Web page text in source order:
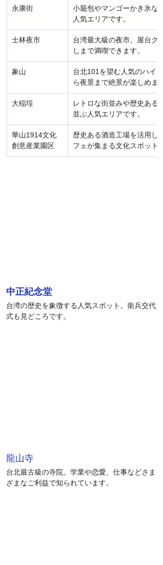
永康街
小籠包やマンゴーかき氷な
人気エリアです。
士林夜市
台湾最大級の夜市。屋台グ
しまで満喫できます。
象山
台北101を望む人気のハイ
ら夜景まで絶景が楽しめま
大稲埕
レトロな街並みや歴史ある
並ぶ人気エリアです。
華山1914文化
創意産業園区
歴史ある酒造工場を活用し
フェが集まる文化スポット
中正紀念堂
台湾の歴史を象徴する人気スポット。衛兵交代
式も見どころです。
龍山寺
台北最古級の寺院。学業や恋愛、仕事などさま
ざまなご利益で知られています。